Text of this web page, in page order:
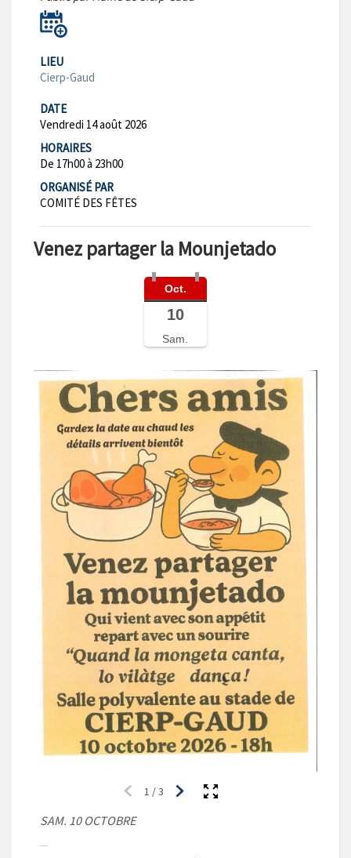
LIEU
Cierp-Gaud
DATE
Vendredi 14 août 2026
HORAIRES
De 17h00 à 23h00
ORGANISÉ PAR
COMITÉ DES FÊTES
Venez partager la Mounjetado
Oct.
10
Sam.
1 /3
SAM. 10 OCTOBRE